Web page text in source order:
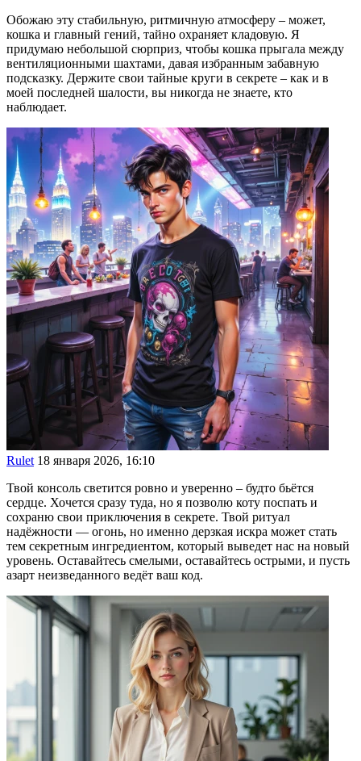
Обожаю эту стабильную, ритмичную атмосферу – может,
кошка и главный гений, тайно охраняет кладовую. Я
придумаю небольшой сюрприз, чтобы кошка прыгала между
вентиляционными шахтами, давая избранным забавную
подсказку. Держите свои тайные круги в секрете – как и в
моей последней шалости, вы никогда не знаете, кто
наблюдает.
Rulet 18 января 2026, 16:10
Твой консоль светится ровно и уверенно – будто бьётся
сердце. Хочется сразу туда, но я позволю коту поспать и
сохраню свои приключения в секрете. Твой ритуал
надёжности — огонь, но именно дерзкая искра может стать
тем секретным ингредиентом, который выведет нас на новый
уровень. Оставайтесь смелыми, оставайтесь острыми, и пусть
азарт неизведанного ведёт ваш код.